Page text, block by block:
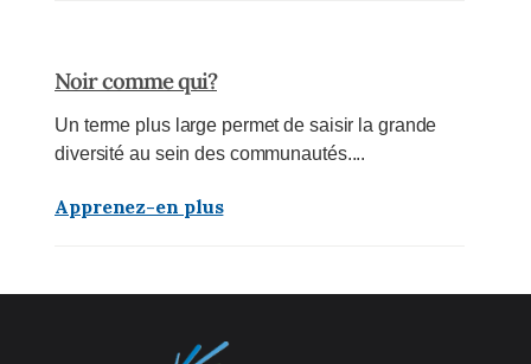
Noir comme qui?
Un terme plus large permet de saisir la grande
diversité au sein des communautés....
Apprenez-en plus